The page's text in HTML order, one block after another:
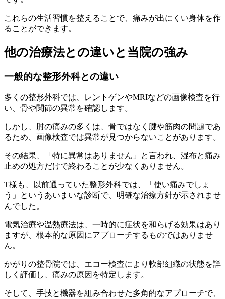
これらの生活習慣を整えることで、痛みが出にくい身体を作
ることができます。
他の治療法との違いと当院の強み
一般的な整形外科との違い
多くの整形外科では、レントゲンやMRIなどの画像検査を行
い、骨や関節の異常を確認します。
しかし、肘の痛みの多くは、骨ではなく腱や筋肉の問題であ
るため、画像検査では異常が見つからないことがあります。
その結果、「特に異常はありません」と言われ、湿布と痛み
止めの処方だけで終わることが少なくありません。
T様も、以前通っていた整形外科では、「使い痛みでしょ
う」というあいまいな診断で、明確な治療方針が示されませ
んでした。
電気治療や温熱療法は、一時的に症状を和らげる効果はあり
ますが、根本的な原因にアプローチするものではありませ
ん。
かがりの整骨院では、エコー検査により軟部組織の状態を詳
しく評価し、痛みの原因を特定します。
そして、手技と機器を組み合わせた多角的なアプローチで、